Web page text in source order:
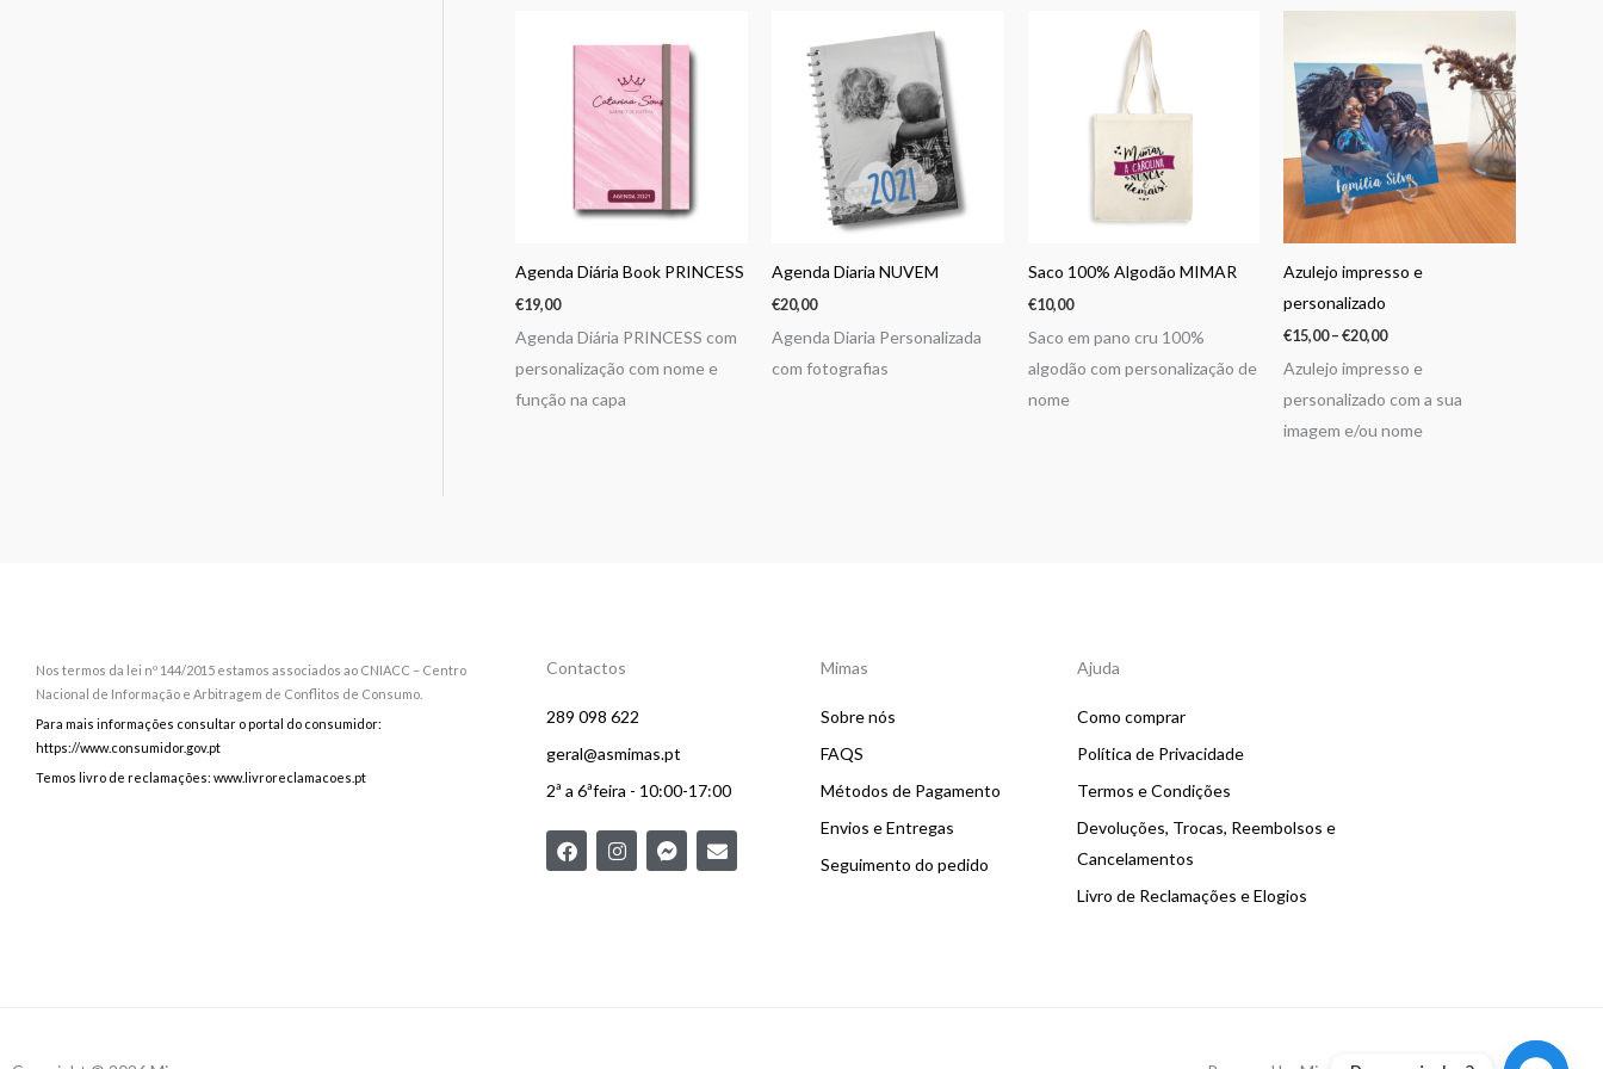
Agenda Diária Book PRINCESS
€19,00
Agenda Diária PRINCESS com
personalização com nome e
função na capa
Agenda Diaria NUVEM
€20,00
Agenda Diaria Personalizada
com fotografias
Saco 100% Algodão MIMAR
€10,00
Saco em pano cru 100%
algodão com personalização de
nome
Azulejo impresso e
personalizado
€15,00– €20,00
€15,00
through
€20,00
Azulejo impresso e
personalizado com a sua
imagem e/ou nome
Nos termos da lei nº 144/2015 estamos associados ao CNIACC – Centro
Nacional de Informação e Arbitragem de Conflitos de Consumo.
Para mais informações consultar o portal do consumidor:
https://www.consumidor.gov.pt
Temos livro de reclamações: www.livroreclamacoes.pt
Contactos
289 098 622
geral@asmimas.pt
2ª a 6ªfeira - 10:00-17:00
F
a
I
n
F
a
E
n
Mimas
Sobre nós
FAQS
Métodos de Pagamento
Envios e Entregas
Seguimento do pedido
Ajuda
Como comprar
Política de Privacidade
Termos e Condições
Devoluções, Trocas, Reembolsos e
Cancelamentos
Livro de Reclamações e Elogios